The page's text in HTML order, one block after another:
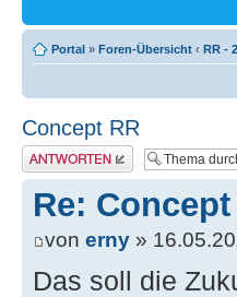
Portal » Foren-Übersicht ‹ RR -
Concept RR
Antwort erstellen
Re: Concept
von erny »
Das soll die